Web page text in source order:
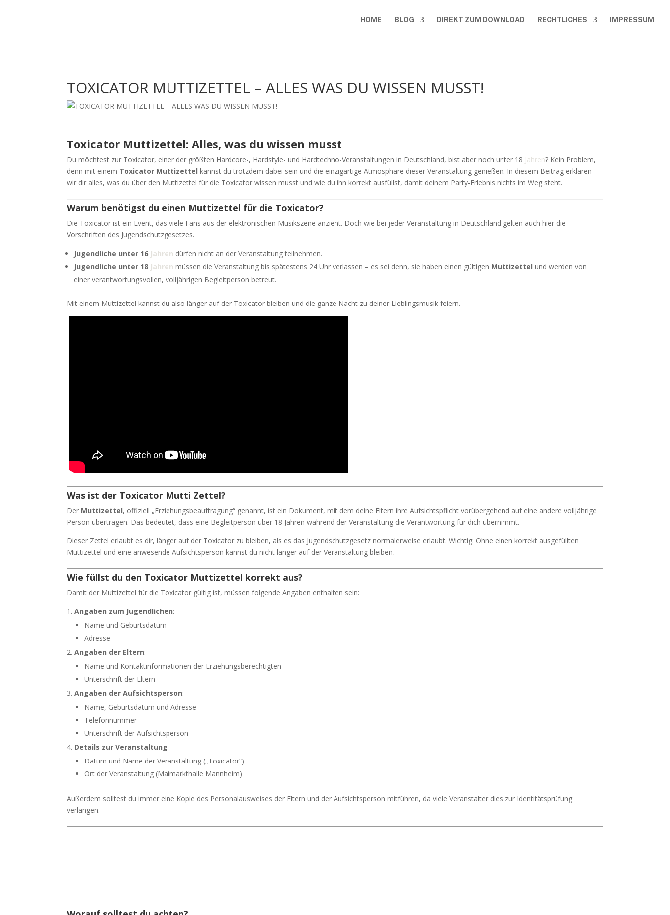
HOME BLOG DIREKT ZUM DOWNLOAD RECHTLICHES IMPRESSUM
TOXICATOR MUTTIZETTEL – ALLES WAS DU WISSEN MUSST!
Toxicator Muttizettel: Alles, was du wissen musst
Du möchtest zur Toxicator, einer der größten Hardcore-, Hardstyle- und Hardtechno-Veranstaltungen in Deutschland, bist aber noch unter 18 Jahren? Kein Problem,
denn mit einem Toxicator Muttizettel kannst du trotzdem dabei sein und die einzigartige Atmosphäre dieser Veranstaltung genießen. In diesem Beitrag erklären
wir dir alles, was du über den Muttizettel für die Toxicator wissen musst und wie du ihn korrekt ausfüllst, damit deinem Party-Erlebnis nichts im Weg steht.
Warum benötigst du einen Muttizettel für die Toxicator?
Die Toxicator ist ein Event, das viele Fans aus der elektronischen Musikszene anzieht. Doch wie bei jeder Veranstaltung in Deutschland gelten auch hier die
Vorschriften des Jugendschutzgesetzes.
Jugendliche unter 16 Jahren dürfen nicht an der Veranstaltung teilnehmen.
Jugendliche unter 18 Jahren müssen die Veranstaltung bis spätestens 24 Uhr verlassen – es sei denn, sie haben einen gültigen Muttizettel und werden von
einer verantwortungsvollen, volljährigen Begleitperson betreut.
Mit einem Muttizettel kannst du also länger auf der Toxicator bleiben und die ganze Nacht zu deiner Lieblingsmusik feiern.
Was ist der Toxicator Mutti Zettel?
Der Muttizettel, offiziell „Erziehungsbeauftragung“ genannt, ist ein Dokument, mit dem deine Eltern ihre Aufsichtspflicht vorübergehend auf eine andere volljährige
Person übertragen. Das bedeutet, dass eine Begleitperson über 18 Jahren während der Veranstaltung die Verantwortung für dich übernimmt.
Dieser Zettel erlaubt es dir, länger auf der Toxicator zu bleiben, als es das Jugendschutzgesetz normalerweise erlaubt. Wichtig: Ohne einen korrekt ausgefüllten
Muttizettel und eine anwesende Aufsichtsperson kannst du nicht länger auf der Veranstaltung bleiben.
Wie füllst du den Toxicator Muttizettel korrekt aus?
Damit der Muttizettel für die Toxicator gültig ist, müssen folgende Angaben enthalten sein:
Angaben zum Jugendlichen:
Name und Geburtsdatum
Adresse
Angaben der Eltern:
Name und Kontaktinformationen der Erziehungsberechtigten
Unterschrift der Eltern
Angaben der Aufsichtsperson:
Name, Geburtsdatum und Adresse
Telefonnummer
Unterschrift der Aufsichtsperson
Details zur Veranstaltung:
Datum und Name der Veranstaltung („Toxicator“)
Ort der Veranstaltung (Maimarkthalle Mannheim)
Außerdem solltest du immer eine Kopie des Personalausweises der Eltern und der Aufsichtsperson mitführen, da viele Veranstalter dies zur Identitätsprüfung
verlangen.